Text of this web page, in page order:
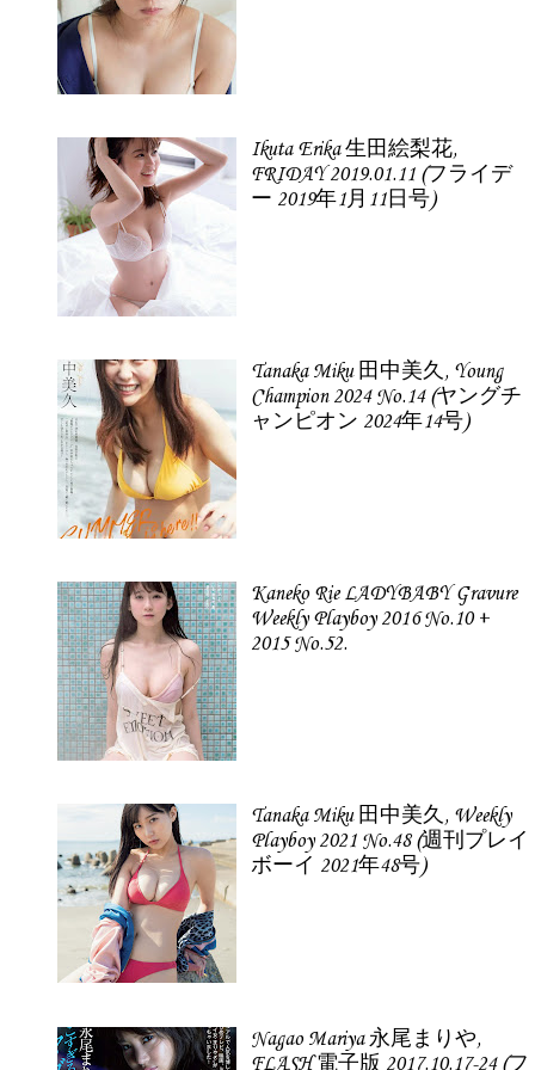
Ikuta Erika 生田絵梨花,
FRIDAY 2019.01.11 (フライデ
ー 2019年1月11日号)
Tanaka Miku 田中美久, Young
Champion 2024 No.14 (ヤングチ
ャンピオン 2024年14号)
Kaneko Rie LADYBABY Gravure
Weekly Playboy 2016 No.10 +
2015 No.52.
Tanaka Miku 田中美久, Weekly
Playboy 2021 No.48 (週刊プレイ
ボーイ 2021年48号)
Nagao Mariya 永尾まりや,
FLASH 電子版 2017.10.17-24 (フ